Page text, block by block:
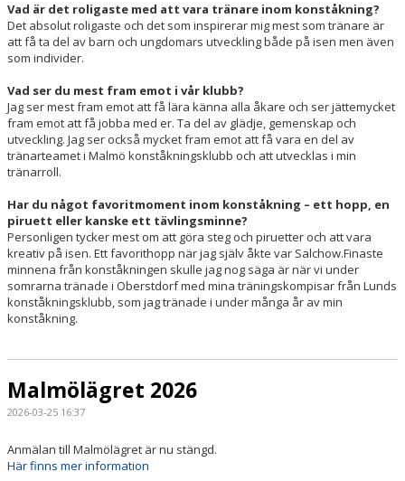
Vad är det roligaste med att vara tränare inom konståkning?
Det absolut roligaste och det som inspirerar mig mest som tränare är
att få ta del av barn och ungdomars utveckling både på isen men även
som individer.
Vad ser du mest fram emot i vår klubb?
Jag ser mest fram emot att få lära känna alla åkare och ser jättemycket
fram emot att få jobba med er. Ta del av glädje, gemenskap och
utveckling. Jag ser också mycket fram emot att få vara en del av
tränarteamet i Malmö konståkningsklubb och att utvecklas i min
tränarroll.
Har du något favoritmoment inom konståkning – ett hopp, en
piruett eller kanske ett tävlingsminne?
Personligen tycker mest om att göra steg och piruetter och att vara
kreativ på isen. Ett favorithopp när jag själv åkte var Salchow.Finaste
minnena från konståkningen skulle jag nog säga är när vi under
somrarna tränade i Oberstdorf med mina träningskompisar från Lunds
konståkningsklubb, som jag tränade i under många år av min
konståkning.
Malmölägret 2026
2026-03-25 16:37
Anmälan till Malmölägret är nu stängd.
Här finns mer information